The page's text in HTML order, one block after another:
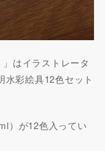
はイラストレータ
彩絵具12色セット
）が12色入ってい